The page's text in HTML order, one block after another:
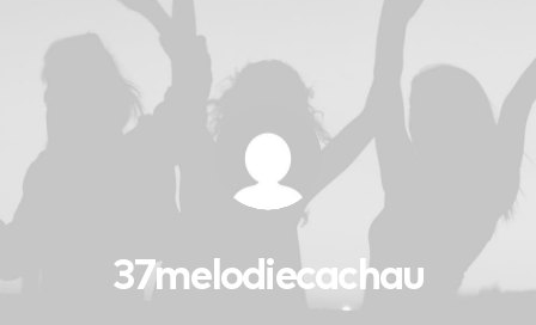
37melodiecachau